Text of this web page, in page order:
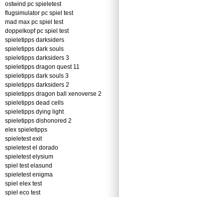
ostwind pc spieletest
flugsimulator pc spiel test
mad max pc spiel test
doppelkopf pc spiel test
spieletipps darksiders
spieletipps dark souls
spieletipps darksiders 3
spieletipps dragon quest 11
spieletipps dark souls 3
spieletipps darksiders 2
spieletipps dragon ball xenoverse 2
spieletipps dead cells
spieletipps dying light
spieletipps dishonored 2
elex spieletipps
spieletest exit
spieletest el dorado
spieletest elysium
spiel test elasund
spieletest enigma
spiel elex test
spiel eco test